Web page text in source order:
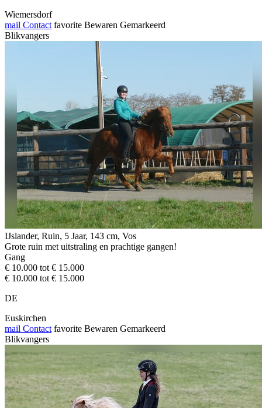
Wiemersdorf
mail Contact favorite Bewaren Gemarkeerd
Blikvangers
IJslander, Ruin, 5 Jaar, 143 cm, Vos
Grote ruin met uitstraling en prachtige gangen!
Gang
€ 10.000 tot € 15.000
€ 10.000 tot € 15.000
DE
Euskirchen
mail Contact favorite Bewaren Gemarkeerd
Blikvangers